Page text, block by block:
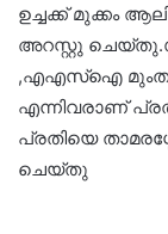
ഉച്ചക്ക് മുക്കം
അറസ്റ്റു
,എഎസ്ഐ
എന്നിവരാണ്
പ്രതിയെ
ചെയ്തു